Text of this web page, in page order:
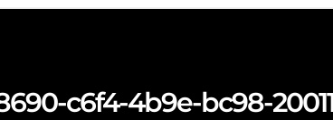
c6f4-4b9e-bc98-